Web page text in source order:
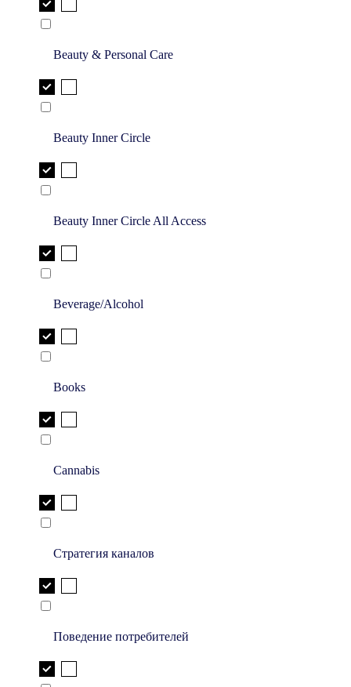
Beauty & Personal Care
Beauty Inner Circle
Beauty Inner Circle All Access
Beverage/Alcohol
Books
Cannabis
Стратегия каналов
Поведение потребителей